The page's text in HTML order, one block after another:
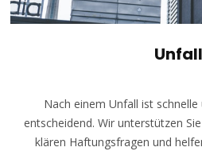
Unfall
Nach einem Unfall ist
entscheidend. Wir unterstützen
klären Haftungsfragen und